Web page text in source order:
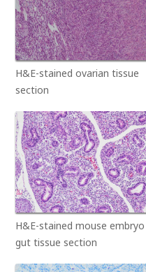
H&E-stained ovarian tissue
section
H&E-stained mouse embryo
gut tissue section